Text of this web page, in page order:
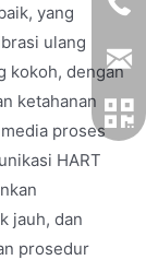
yang
ulang
kokoh, dengan
ketahanan
proses
HART
jauh, dan
prosedur